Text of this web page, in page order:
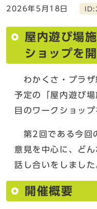
2026年5月18日
屋内遊び場
ショップを
わかくさ・プラザ
予定の「屋内遊び
目のワークショップ
第2回である今回
意見を中心に、ど
話し合いをしました
開催概要